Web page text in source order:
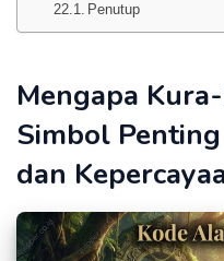
Penutup
Mengapa
Simbol
dan